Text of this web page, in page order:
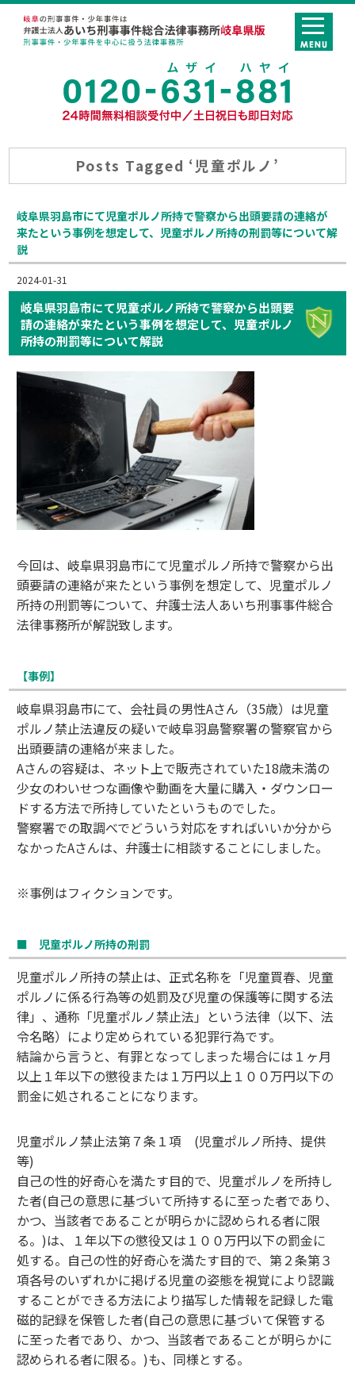
Posts Tagged ‘児童ポルノ’
岐阜県羽島市にて児童ポルノ所持で警察から出頭要請の連絡が
来たという事例を想定して、児童ポルノ所持の刑罰等について解
説
2024-01-31
岐阜県羽島市にて児童ポルノ所持で警察から出頭要
請の連絡が来たという事例を想定して、児童ポルノ
所持の刑罰等について解説
今回は、岐阜県羽島市にて児童ポルノ所持で警察から出
頭要請の連絡が来たという事例を想定して、児童ポルノ
所持の刑罰等について、弁護士法人あいち刑事事件総合
法律事務所が解説致します。
【事例】
岐阜県羽島市にて、会社員の男性Aさん（35歳）は児童
ポルノ禁止法違反の疑いで岐阜羽島警察署の警察官から
出頭要請の連絡が来ました。
Aさんの容疑は、ネット上で販売されていた18歳未満の
少女のわいせつな画像や動画を大量に購入・ダウンロー
ドする方法で所持していたというものでした。
警察署での取調べでどういう対応をすればいいか分から
なかったAさんは、弁護士に相談することにしました。
※事例はフィクションです。
■ 児童ポルノ所持の刑罰
児童ポルノ所持の禁止は、正式名称を「児童買春、児童
ポルノに係る行為等の処罰及び児童の保護等に関する法
律」、通称「児童ポルノ禁止法」という法律（以下、法
令名略）により定められている犯罪行為です。
結論から言うと、有罪となってしまった場合には１ヶ月
以上１年以下の懲役または１万円以上１００万円以下の
罰金に処されることになります。
児童ポルノ禁止法第７条１項 (児童ポルノ所持、提供
等)
自己の性的好奇心を満たす目的で、児童ポルノを所持し
た者(自己の意思に基づいて所持するに至った者であり、
かつ、当該者であることが明らかに認められる者に限
る。)は、１年以下の懲役又は１００万円以下の罰金に
処する。自己の性的好奇心を満たす目的で、第２条第３
項各号のいずれかに掲げる児童の姿態を視覚により認識
することができる方法により描写した情報を記録した電
磁的記録を保管した者(自己の意思に基づいて保管する
に至った者であり、かつ、当該者であることが明らかに
認められる者に限る。)も、同様とする。